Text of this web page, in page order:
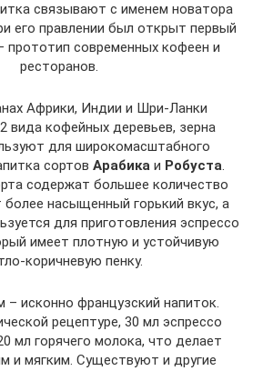
связывают с именем новатора
его правлении был открыт первый
современных кофеен и
ресторанов.
Африки, Индии и Шри-Ланки
вида кофейных деревьев, зерна
для широкомасштабного
сортов Арабика и Робуста.
содержат большее количество
насыщенный горький вкус, а
для приготовления эспрессо
имеет плотную и устойчивую
коричневую пенку.
исконно французский напиток.
рецептуре, 30 мл эспрессо
мл горячего молока, что делает
и мягким. Существуют и другие